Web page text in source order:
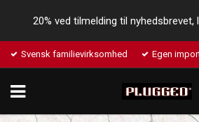
20% ved tilmelding til
Svensk familievirksomhed Egen